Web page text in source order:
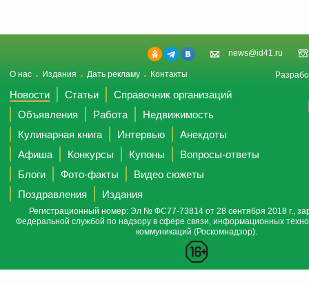
news@id41.ru
О нас Издания Дать рекламу Контакты
Новости Статьи
Справочник организаций
Объявления
Работа
Недвижимость
Кулинарная книга
Интервью
Анекдоты
Афиша
Конкурсы Купоны
Вопросы-ответы
Блоги
Фото-факты
Видео сюжеты
Поздравления
Издания
Регистрационный номер: Эл № ФС77-73814 от 28 сентября 2018 г.,
Федеральной службой по надзору в сфере связи, информационных
коммуникаций (Роскомнадзор).